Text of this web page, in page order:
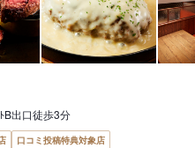
B出口徒歩3分
口コミ投稿特典対象店